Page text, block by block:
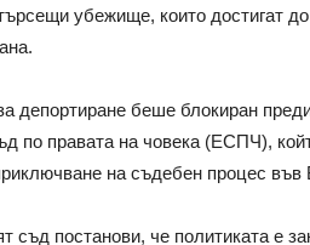
убежище, които достигат
депортиране беше блокиран
по правата на човека (ЕСПЧ),
на съдебен процес във
съд постанови, че политиката е